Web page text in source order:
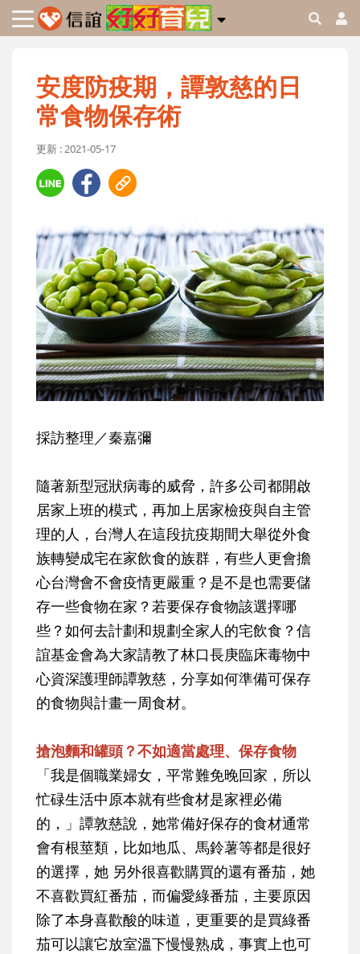
安度防疫期，譚敦慈的日
常食物保存術
更新 : 2021-05-17
採訪整理／秦嘉彌
隨著新型冠狀病毒的威脅，許多公司都開啟
居家上班的模式，再加上居家檢疫與自主管
理的人，台灣人在這段抗疫期間大舉從外食
族轉變成宅在家飲食的族群，有些人更會擔
心台灣會不會疫情更嚴重？是不是也需要儲
存一些食物在家？若要保存食物該選擇哪
些？如何去計劃和規劃全家人的宅飲食？信
誼基金會為大家請教了林口長庚臨床毒物中
心資深護理師譚敦慈，分享如何準備可保存
的食物與計畫一周食材。
搶泡麵和罐頭？不如適當處理、保存食物
「我是個職業婦女，平常難免晚回家，所以
忙碌生活中原本就有些食材是家裡必備
的，」譚敦慈說，她常備好保存的食材通常
會有根莖類，比如地瓜、馬鈴薯等都是很好
的選擇，她 另外很喜歡購買的還有番茄，她
不喜歡買紅番茄，而偏愛綠番茄，主要原因
除了本身喜歡酸的味道，更重要的是買綠番
茄可以讓它放室溫下慢慢熟成，事實上也可